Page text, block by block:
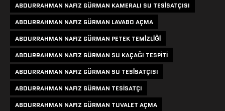
ABDURRAHMAN NAFIZ GÜRMAN KAMERALI SU TESISATÇISI
ABDURRAHMAN NAFIZ GÜRMAN LAVABO AÇMA
ABDURRAHMAN NAFIZ GÜRMAN PETEK TEMIZLIĞI
ABDURRAHMAN NAFIZ GÜRMAN SU KAÇAĞI TESPITI
ABDURRAHMAN NAFIZ GÜRMAN SU TESISATÇISI
ABDURRAHMAN NAFIZ GÜRMAN TESISATÇI
ABDURRAHMAN NAFIZ GÜRMAN TUVALET AÇMA